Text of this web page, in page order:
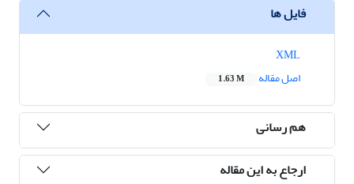
فایل ها
اصل مقاله
1.63 M
هم رسانی
ارجاع به این مقاله